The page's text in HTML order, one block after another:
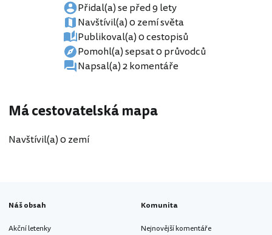
Přidal(a) se před 9 lety
Navštívil(a) 0 zemí světa
Publikoval(a) 0 cestopisů
Pomohl(a) sepsat 0 průvodců
Napsal(a) 2 komentáře
Má cestovatelská mapa
Navštívil(a) 0 zemí
Náš obsah
Akční letenky
Komunita
Nejnovější komentáře